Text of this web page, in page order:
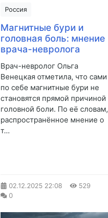
Россия
Магнитные бури и
головная боль: мнение
врача-невролога
Врач-невролог Ольга
Венецкая отметила, что сами
по себе магнитные бури не
становятся прямой причиной
головной боли. По её словам,
распространённое мнение о
т...
02.12.2025 22:08
529
0